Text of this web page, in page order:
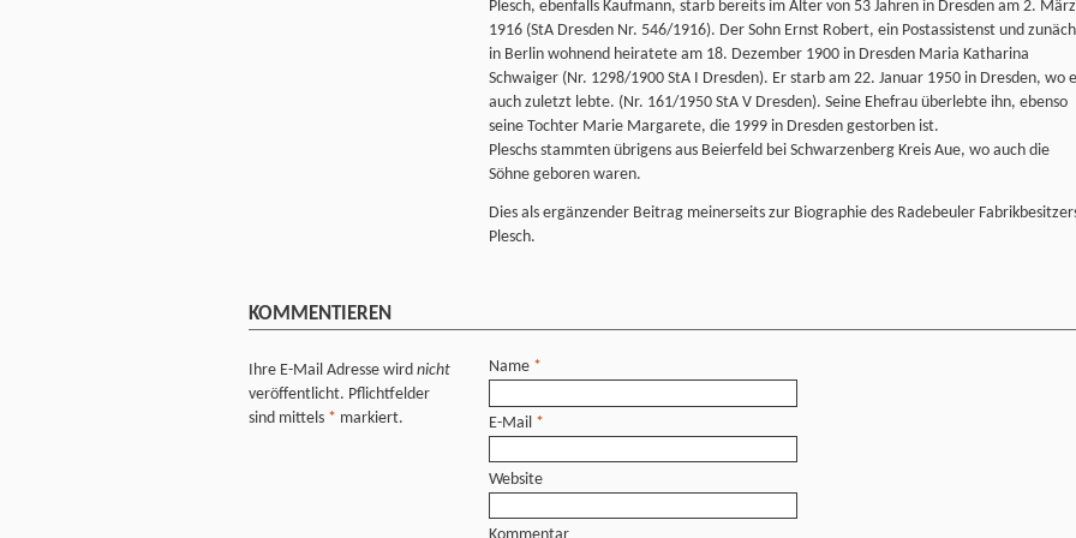
Plesch, ebenfalls Kaufmann, starb bereits im Alter von 53 Jahren in Dresden am 2. März
1916 (StA Dresden Nr. 546/1916). Der Sohn Ernst Robert, ein Postassistenst und
in Berlin wohnend heiratete am 18. Dezember 1900 in Dresden Maria Katharina
Schwaiger (Nr. 1298/1900 StA I Dresden). Er starb am 22. Januar 1950 in Dresden, wo
auch zuletzt lebte. (Nr. 161/1950 StA V Dresden). Seine Ehefrau überlebte ihn, ebenso
seine Tochter Marie Margarete, die 1999 in Dresden gestorben ist.
Pleschs stammten übrigens aus Beierfeld bei Schwarzenberg Kreis Aue, wo auch die
Söhne geboren waren.
Dies als ergänzender Beitrag meinerseits zur Biographie des Radebeuler
Plesch.
KOMMENTIEREN
Ihre E-Mail Adresse wird nicht
veröffentlicht. Pflichtfelder
sind mittels * markiert.
Name *
E-Mail *
Website